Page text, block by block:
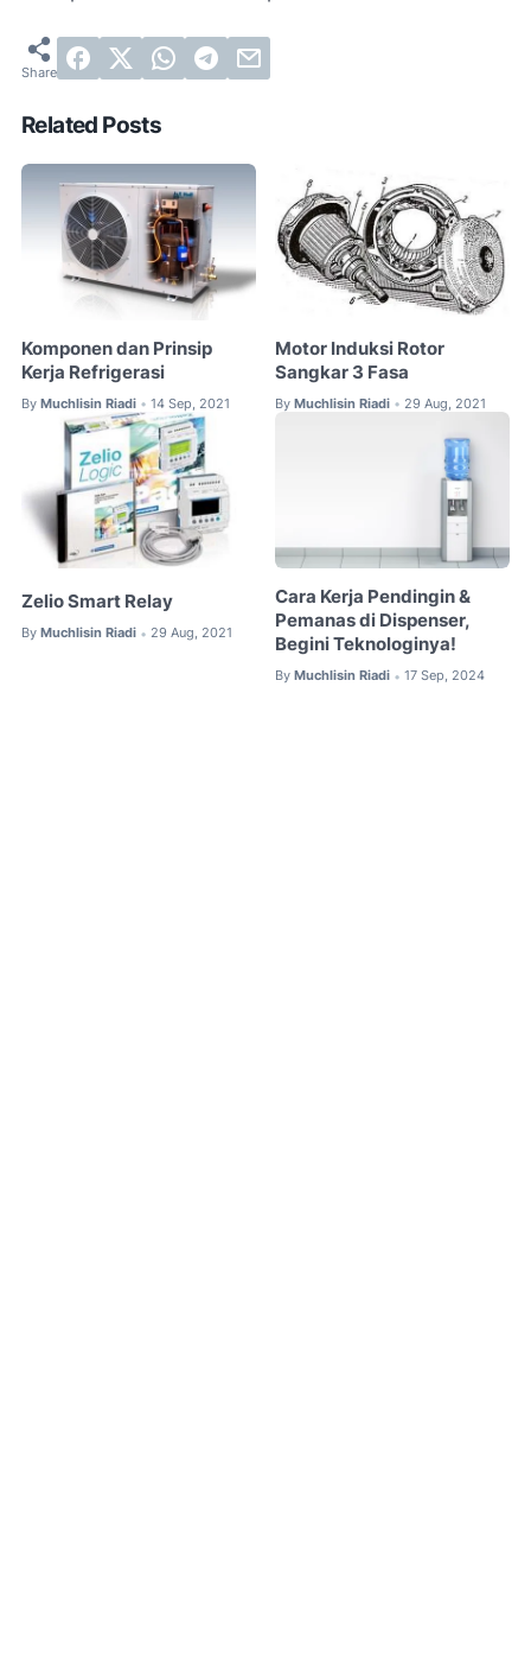
Related Posts
Komponen dan Prinsip
Kerja Refrigerasi
By Muchlisin Riadi • 14 Sep, 2021
Motor Induksi Rotor
Sangkar 3 Fasa
By Muchlisin Riadi • 29 Aug, 2021
Zelio Smart Relay
By Muchlisin Riadi • 29 Aug, 2021
Cara Kerja Pendingin &
Pemanas di Dispenser,
Begini Teknologinya!
By Muchlisin Riadi • 17 Sep, 2024